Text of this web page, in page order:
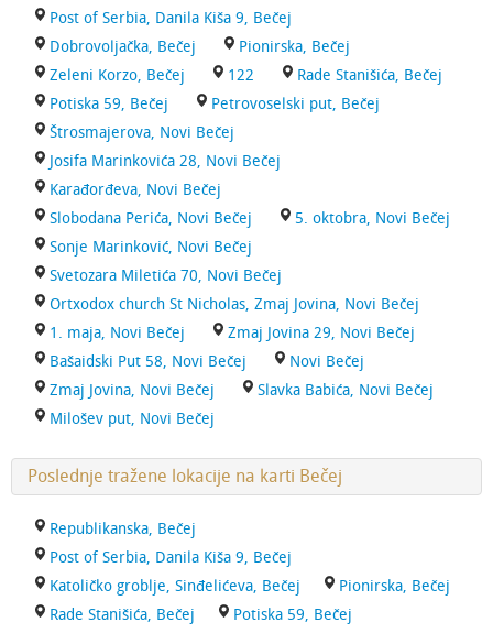
Post of Serbia, Danila Kiša 9, Bečej
Dobrovoljačka, Bečej
Pionirska, Bečej
Zeleni Korzo, Bečej
122
Rade Stanišića, Bečej
Potiska 59, Bečej
Petrovoselski put, Bečej
Štrosmajerova, Novi Bečej
Josifa Marinkovića 28, Novi Bečej
Karađorđeva, Novi Bečej
Slobodana Perića, Novi Bečej
5. oktobra, Novi Bečej
Sonje Marinković, Novi Bečej
Svetozara Miletića 70, Novi Bečej
Ortxodox church St Nicholas, Zmaj Jovina, Novi Bečej
1. maja, Novi Bečej
Zmaj Jovina 29, Novi Bečej
Bašaidski Put 58, Novi Bečej
Novi Bečej
Zmaj Jovina, Novi Bečej
Slavka Babića, Novi Bečej
Milošev put, Novi Bečej
Poslednje tražene lokacije na karti Bečej
Republikanska, Bečej
Post of Serbia, Danila Kiša 9, Bečej
Katoličko groblje, Sinđelićeva, Bečej
Pionirska, Bečej
Rade Stanišića, Bečej
Potiska 59, Bečej